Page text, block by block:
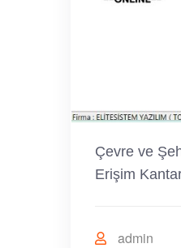
Çevre ve
Erişim
admin